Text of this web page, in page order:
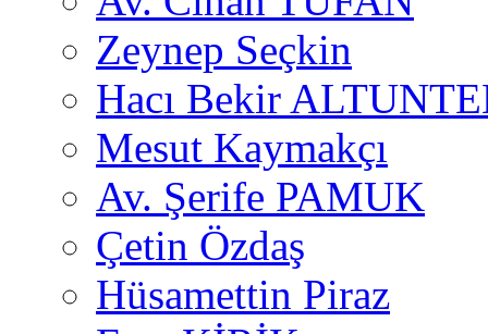
Zeynep Seçkin
Hacı Bekir
Mesut Kaymakçı
Av. Şerife PAMUK
Çetin Özdaş
Hüsamettin Piraz